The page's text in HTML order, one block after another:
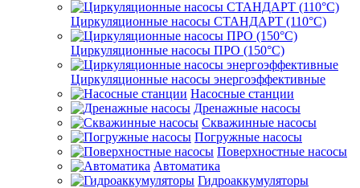
Циркуляционные насосы СТАНДАРТ (110°C)
Циркуляционные насосы ПРО (150°C)
Циркуляционные насосы энергоэффективные
Насосные станции
Дренажные насосы
Скважинные насосы
Погружные насосы
Поверхностные насосы
Автоматика
Гидроаккумуляторы